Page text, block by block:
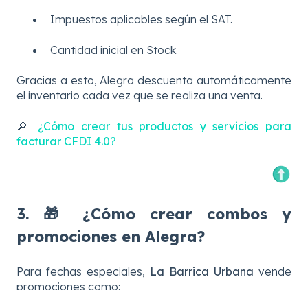
Impuestos aplicables según el SAT.
Cantidad inicial en Stock.
Gracias a esto, Alegra descuenta automáticamente
el inventario cada vez que se realiza una venta.
🔎 ¿Cómo crear tus productos y servicios para
facturar CFDI 4.0?
3. 🎁 ¿Cómo crear combos y
promociones en Alegra?
Para fechas especiales, La Barrica Urbana vende
promociones como: